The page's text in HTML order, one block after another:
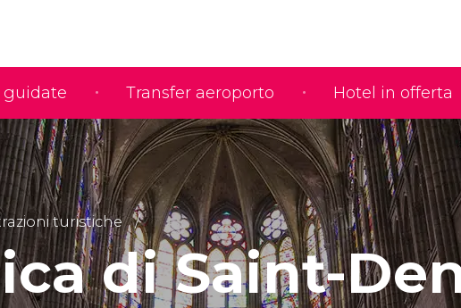
guidate Transfer aeroporto Hotel in offerta
turistiche
di Saint-